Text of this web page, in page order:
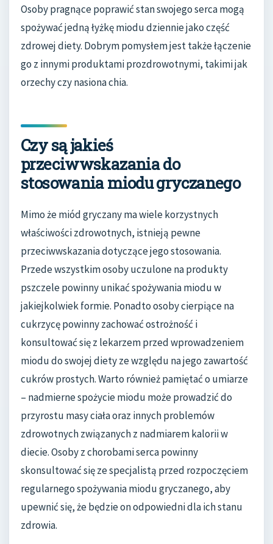
Osoby pragnące poprawić stan swojego serca mogą
spożywać jedną łyżkę miodu dziennie jako część
zdrowej diety. Dobrym pomysłem jest także łączenie
go z innymi produktami prozdrowotnymi, takimi jak
orzechy czy nasiona chia.
Czy są jakieś
przeciwwskazania do
stosowania miodu gryczanego
Mimo że miód gryczany ma wiele korzystnych
właściwości zdrowotnych, istnieją pewne
przeciwwskazania dotyczące jego stosowania.
Przede wszystkim osoby uczulone na produkty
pszczele powinny unikać spożywania miodu w
jakiejkolwiek formie. Ponadto osoby cierpiące na
cukrzycę powinny zachować ostrożność i
konsultować się z lekarzem przed wprowadzeniem
miodu do swojej diety ze względu na jego zawartość
cukrów prostych. Warto również pamiętać o umiarze
– nadmierne spożycie miodu może prowadzić do
przyrostu masy ciała oraz innych problemów
zdrowotnych związanych z nadmiarem kalorii w
diecie. Osoby z chorobami serca powinny
skonsultować się ze specjalistą przed rozpoczęciem
regularnego spożywania miodu gryczanego, aby
upewnić się, że będzie on odpowiedni dla ich stanu
zdrowia.